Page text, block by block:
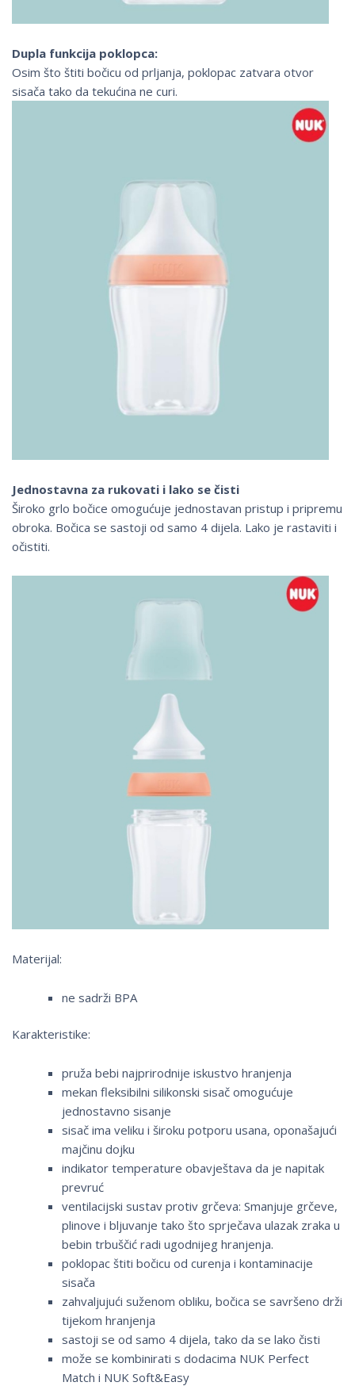
Dupla funkcija poklopca:
Osim što štiti bočicu od prljanja, poklopac zatvara otvor
sisača tako da tekućina ne curi.
Jednostavna za rukovati i lako se čisti
Široko grlo bočice omogućuje jednostavan pristup i pripremu
obroka. Bočica se sastoji od samo 4 dijela. Lako je rastaviti i
očistiti.
Materijal:
ne sadrži BPA
Karakteristike:
pruža bebi najprirodnije iskustvo hranjenja
mekan fleksibilni silikonski sisač omogućuje
jednostavno sisanje
sisač ima veliku i široku potporu usana, oponašajući
majčinu dojku
indikator temperature obavještava da je napitak
prevruć
ventilacijski sustav protiv grčeva: Smanjuje grčeve,
plinove i bljuvanje tako što sprječava ulazak zraka u
bebin trbuščić radi ugodnijeg hranjenja.
poklopac štiti bočicu od curenja i kontaminacije
sisača
zahvaljujući suženom obliku, bočica se savršeno drži
tijekom hranjenja
sastoji se od samo 4 dijela, tako da se lako čisti
može se kombinirati s dodacima NUK Perfect
Match i NUK Soft&Easy